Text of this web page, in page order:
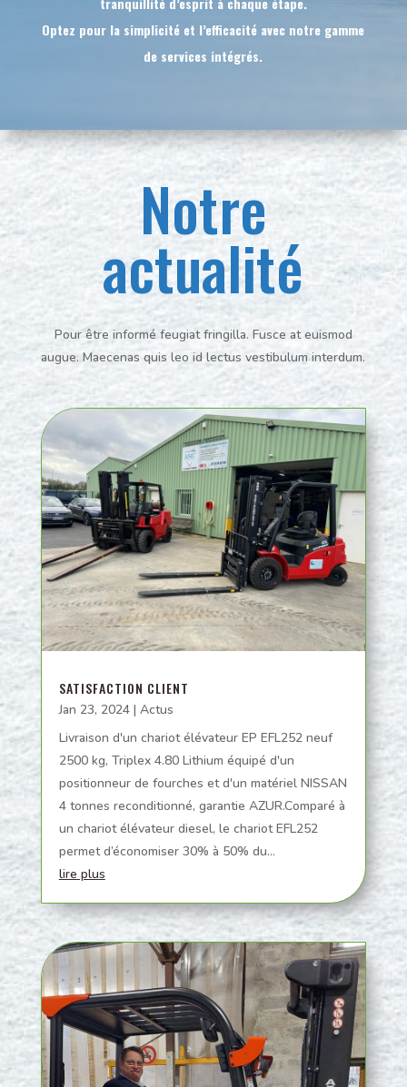
Optez pour la simplicité et l’efficacité avec notre gamme
de services intégrés.
Notre
actualité
Pour être informé feugiat fringilla. Fusce at euismod
augue. Maecenas quis leo id lectus vestibulum interdum.
SATISFACTION CLIENT
Jan 23, 2024| Actus
Livraison d'un chariot élévateur EP EFL252 neuf
2500 kg, Triplex 4.80 Lithium équipé d'un
positionneur de fourches et d'un matériel NISSAN
4 tonnes reconditionné, garantie AZUR.Comparé à
un chariot élévateur diesel, le chariot EFL252
permet d’économiser 30% à 50% du...
lire plus